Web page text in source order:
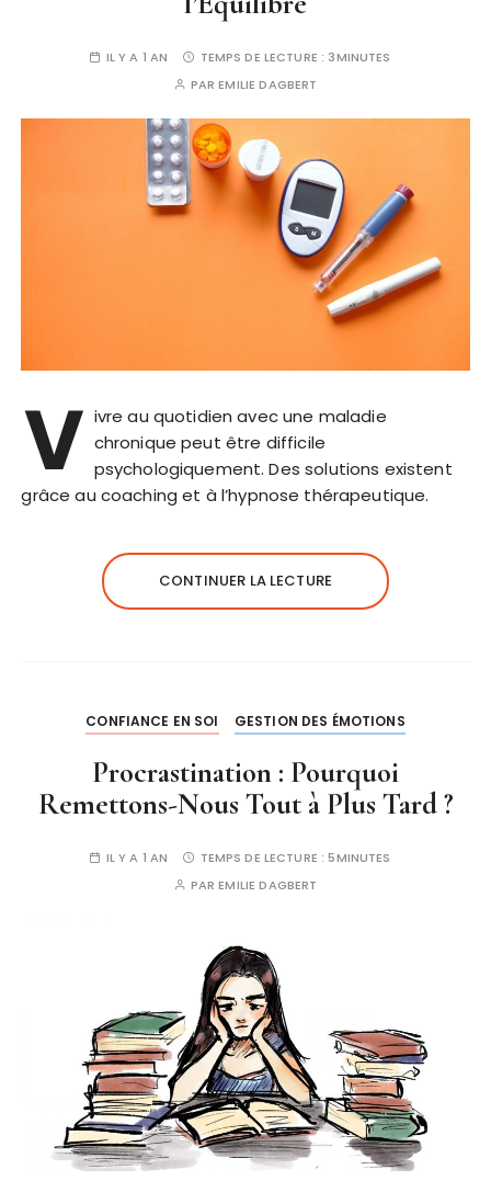
IL Y A 1 AN TEMPS DE LECTURE : 3MINUTES
PAREMILIE DAGBERT
V ivre au quotidien avec une maladie
chronique peut être difficile
psychologiquement. Des solutions existent
grâce au coaching et à l’hypnose thérapeutique.
CONTINUER LA LECTURE
CONFIANCE EN SOI GESTION DES ÉMOTIONS
Procrastination : Pourquoi
Remettons-Nous Tout à Plus Tard ?
IL Y A 1 AN TEMPS DE LECTURE :5MINUTES
PAREMILIE DAGBERT